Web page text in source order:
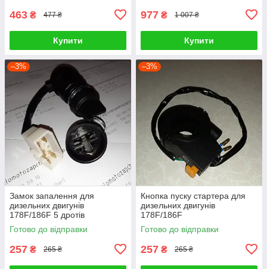
463 ₴ 477 ₴
Купити
977 ₴ 1 007 ₴
Купити
–3%
Замок запалення для
дизельних двигунів
178F/186F 5 дротів
Готово до відправки
257 ₴ 265 ₴
–3%
Кнопка пуску стартера для
дизельних двигунів
178F/186F
Готово до відправки
257 ₴ 265 ₴